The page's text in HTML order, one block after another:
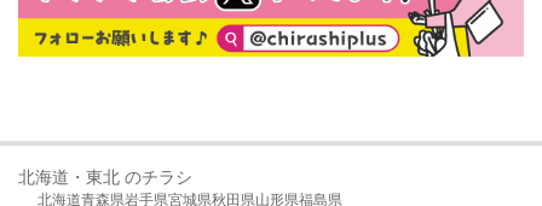
北海道・東北 のチラシ
北海道青森県岩手県宮城県秋田県山形県福島県